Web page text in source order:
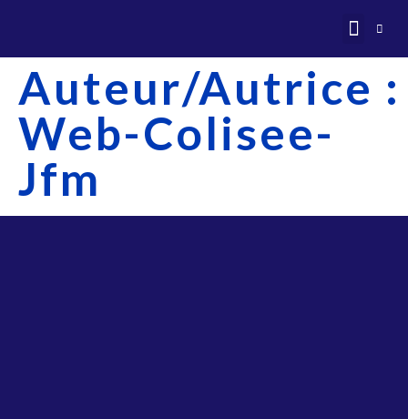
Auteur/autrice :
Web-Colisee-
Jfm